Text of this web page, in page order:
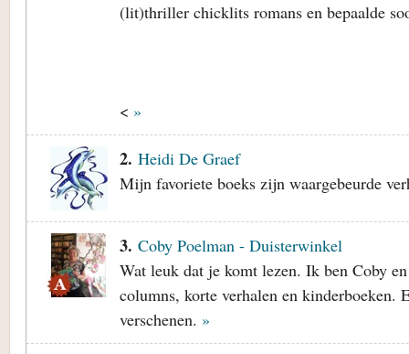
(lit)thriller chicklits romans en bepaalde
< »
2. Heidi De Graef
Mijn favoriete boeks zijn waargebeurde
3. Coby Poelman - Duisterwinkel
Wat leuk dat je komt lezen. Ik ben Coby
columns, korte verhalen en kinderboeken.
verschenen. »